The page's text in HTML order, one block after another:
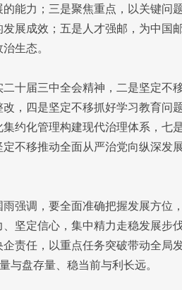
能力；三是聚焦重点，以关键问
展成效；五是人才强邮，为中国
生态。
十届三中全会精神，二是坚定不
，四是坚定不移抓好学习教育问
约化管理构建现代治理体系，七
不移推动全面从严治党向纵深发
强调，要全面准确把握发展方位
坚定信心，集中精力走稳发展步
责任，以重点任务突破带动全局发
与盘存量、稳当前与利长远。